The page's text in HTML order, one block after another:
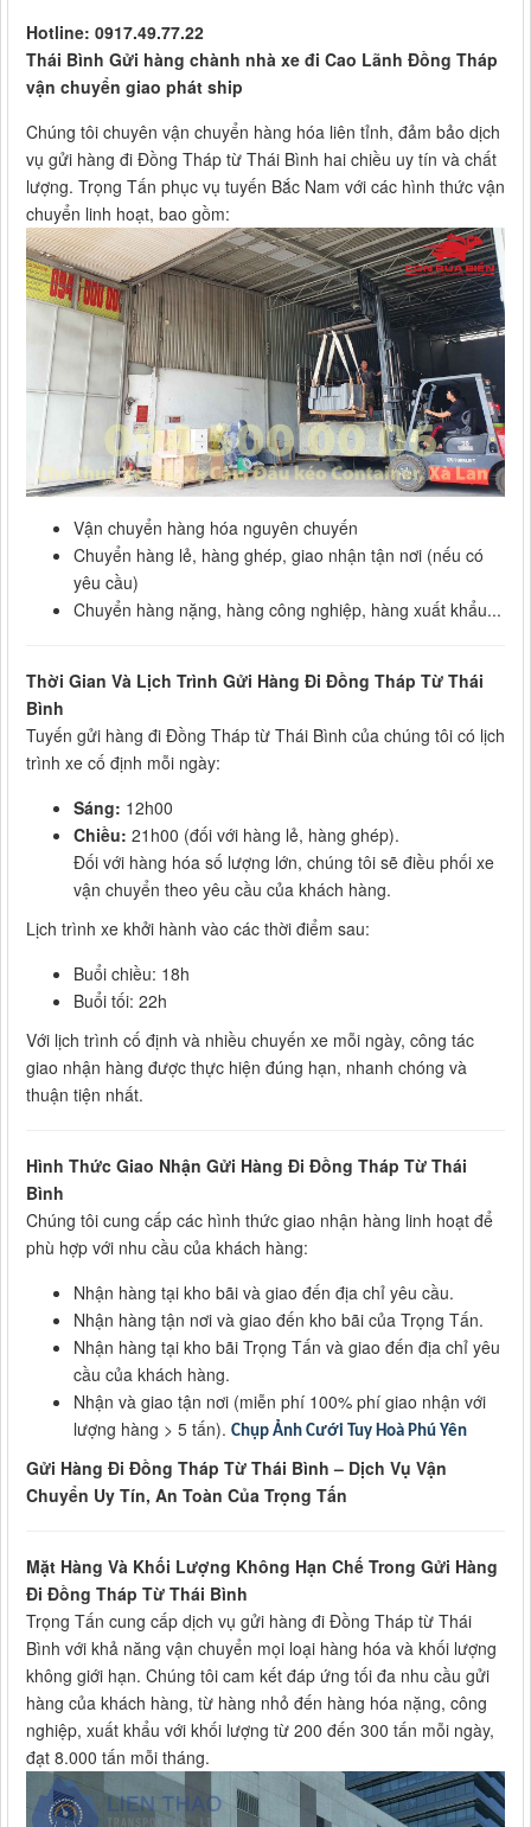
Hotline: 0917.49.77.22
Thái Bình Gửi hàng chành nhà xe đi Cao Lãnh Đồng Tháp
vận chuyển giao phát ship
Chúng tôi chuyên vận chuyển hàng hóa liên tỉnh, đảm bảo dịch
vụ gửi hàng đi Đồng Tháp từ Thái Bình hai chiều uy tín và chất
lượng. Trọng Tấn phục vụ tuyến Bắc Nam với các hình thức vận
chuyển linh hoạt, bao gồm:
Vận chuyển hàng hóa nguyên chuyến
Chuyển hàng lẻ, hàng ghép, giao nhận tận nơi (nếu có
yêu cầu)
Chuyển hàng nặng, hàng công nghiệp, hàng xuất khẩu...
Thời Gian Và Lịch Trình Gửi Hàng Đi Đồng Tháp Từ Thái
Bình
Tuyến gửi hàng đi Đồng Tháp từ Thái Bình của chúng tôi có lịch
trình xe cố định mỗi ngày:
Sáng: 12h00
Chiều: 21h00 (đối với hàng lẻ, hàng ghép).
Đối với hàng hóa số lượng lớn, chúng tôi sẽ điều phối xe
vận chuyển theo yêu cầu của khách hàng.
Lịch trình xe khởi hành vào các thời điểm sau:
Buổi chiều: 18h
Buổi tối: 22h
Với lịch trình cố định và nhiều chuyến xe mỗi ngày, công tác
giao nhận hàng được thực hiện đúng hạn, nhanh chóng và
thuận tiện nhất.
Hình Thức Giao Nhận Gửi Hàng Đi Đồng Tháp Từ Thái
Bình
Chúng tôi cung cấp các hình thức giao nhận hàng linh hoạt để
phù hợp với nhu cầu của khách hàng:
Nhận hàng tại kho bãi và giao đến địa chỉ yêu cầu.
Nhận hàng tận nơi và giao đến kho bãi của Trọng Tấn.
Nhận hàng tại kho bãi Trọng Tấn và giao đến địa chỉ yêu
cầu của khách hàng.
Nhận và giao tận nơi (miễn phí 100% phí giao nhận với
lượng hàng > 5 tấn). Chụp Ảnh Cưới Tuy Hoà Phú Yên
Gửi Hàng Đi Đồng Tháp Từ Thái Bình – Dịch Vụ Vận
Chuyển Uy Tín, An Toàn Của Trọng Tấn
Mặt Hàng Và Khối Lượng Không Hạn Chế Trong Gửi Hàng
Đi Đồng Tháp Từ Thái Bình
Trọng Tấn cung cấp dịch vụ gửi hàng đi Đồng Tháp từ Thái
Bình với khả năng vận chuyển mọi loại hàng hóa và khối lượng
không giới hạn. Chúng tôi cam kết đáp ứng tối đa nhu cầu gửi
hàng của khách hàng, từ hàng nhỏ đến hàng hóa nặng, công
nghiệp, xuất khẩu với khối lượng từ 200 đến 300 tấn mỗi ngày,
đạt 8.000 tấn mỗi tháng.